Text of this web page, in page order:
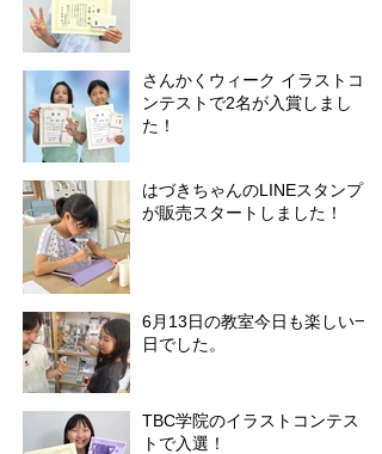
さんかくウィーク イラストコ
ンテストで2名が入賞しまし
た！
はづきちゃんのLINEスタンプ
が販売スタートしました！
6月13日の教室今日も楽しい一
日でした。
TBC学院のイラストコンテス
トで入選！